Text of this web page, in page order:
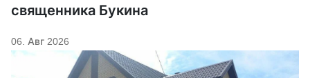
священника Букина
06. Авг 2026